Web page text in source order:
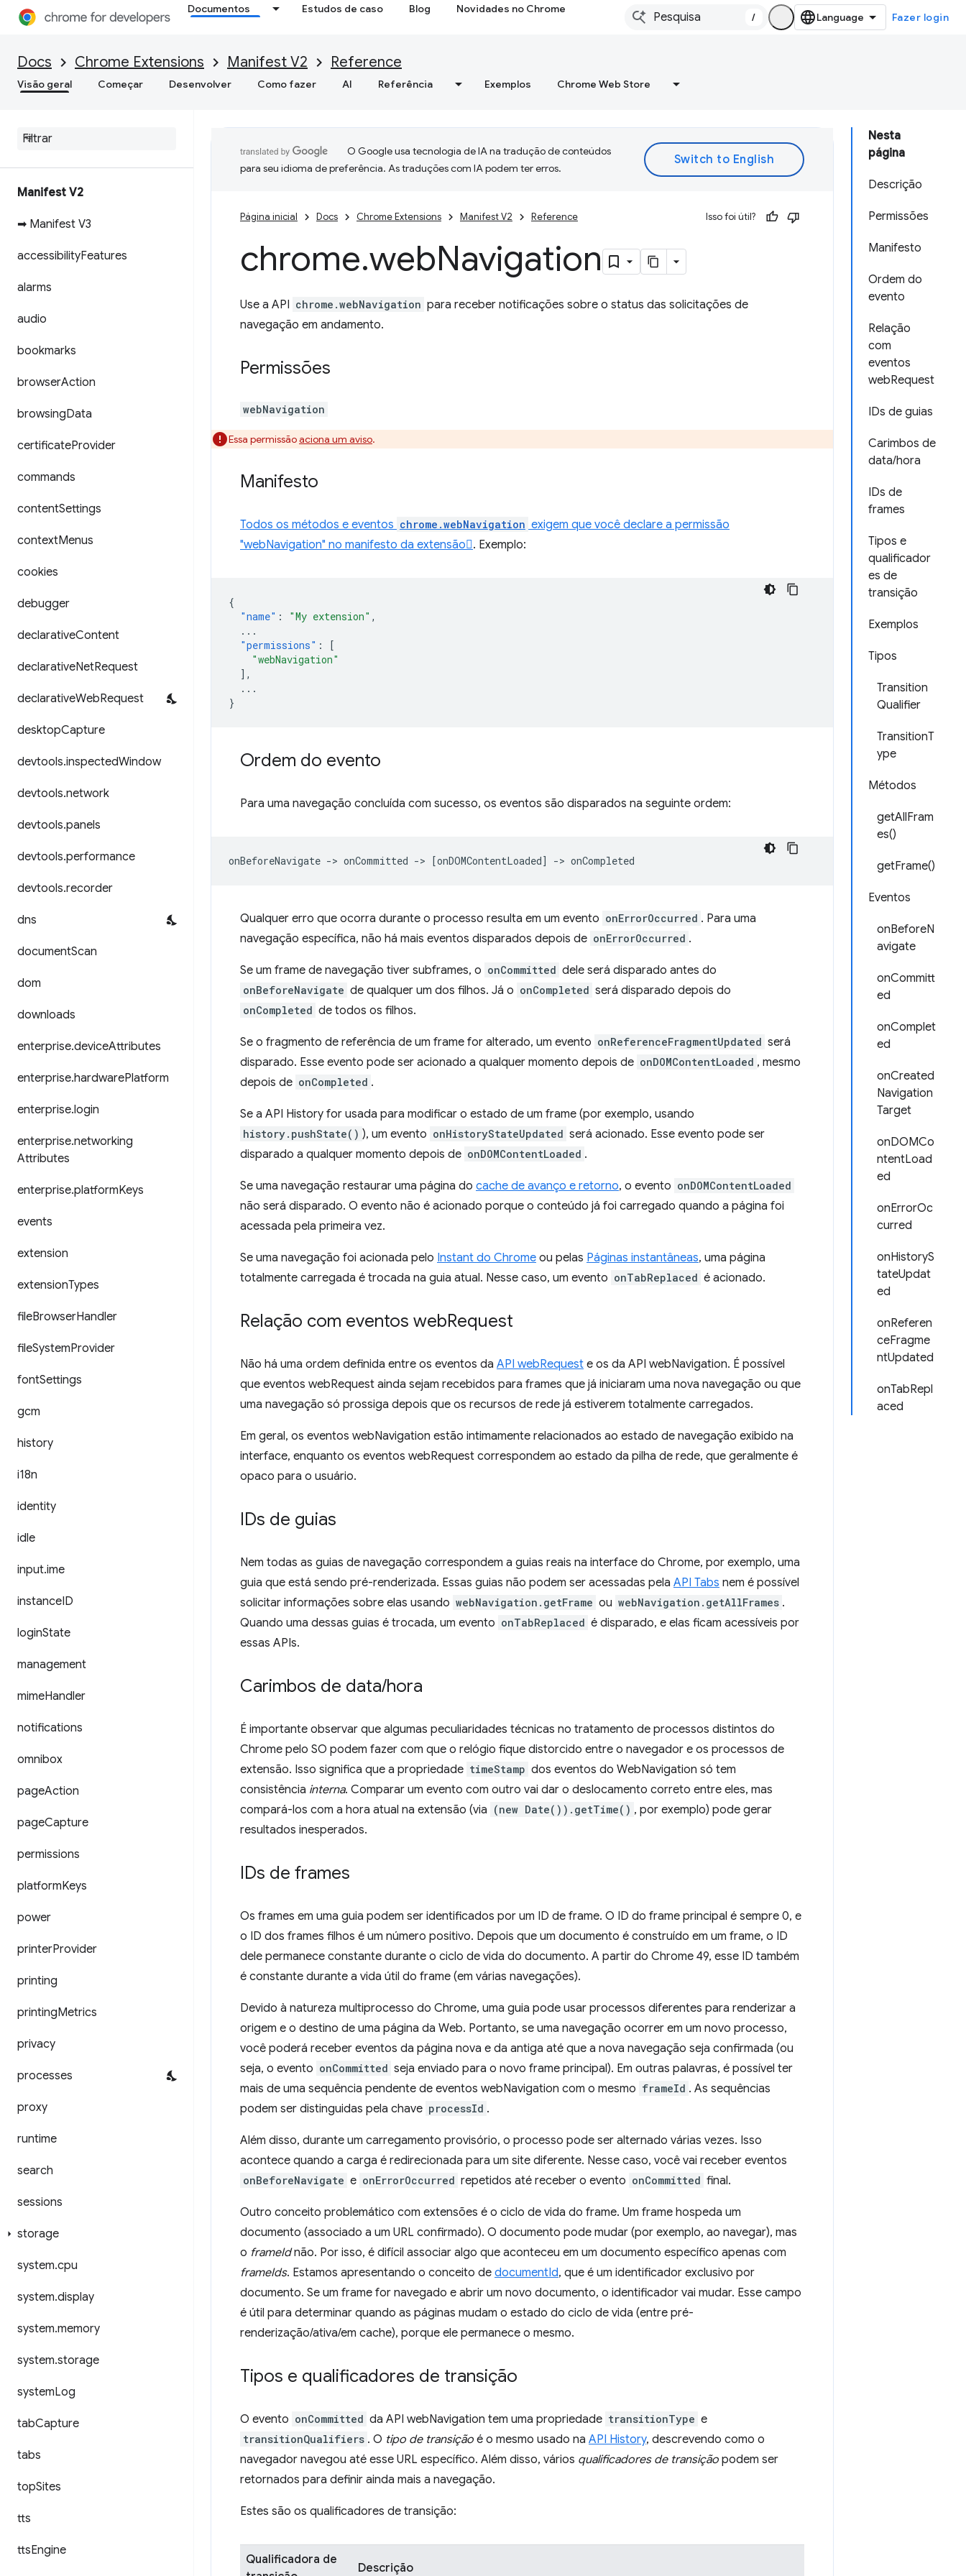
Documentos Estudos de caso Blog Novidades no Chrome
/ Fazer login
Docs Chrome Extensions Manifest V2 Reference
Visão geral Começar Desenvolver Como fazer AI Referência Exemplos Chrome Web Store
Manifest V2
➡ Manifest V3
accessibilityFeatures
alarms
audio
bookmarks
browserAction
browsingData
certificateProvider
commands
contentSettings
contextMenus
cookies
debugger
declarativeContent
declarativeNetRequest
declarativeWebRequest
desktopCapture
devtools.inspectedWindow
devtools.network
devtools.panels
devtools.performance
devtools.recorder
dns
documentScan
dom
downloads
enterprise.deviceAttributes
enterprise.hardwarePlatform
enterprise.login
enterprise.networking
Attributes
enterprise.platformKeys
events
extension
extensionTypes
fileBrowserHandler
fileSystemProvider
fontSettings
gcm
history
i18n
identity
idle
input.ime
instanceID
loginState
management
mimeHandler
notifications
omnibox
pageAction
pageCapture
permissions
platformKeys
power
printerProvider
printing
printingMetrics
privacy
processes
proxy
runtime
search
sessions
storage
system.cpu
system.display
system.memory
system.storage
systemLog
tabCapture
tabs
topSites
tts
ttsEngine
Nesta
página
Descrição
Permissões
Manifesto
Ordem do
evento
Relação
com
eventos
webRequest
IDs de guias
Carimbos de
data/hora
IDs de
frames
Tipos e
qualificador
es de
transição
Exemplos
Tipos
Transition
Qualifier
TransitionT
ype
Métodos
getAllFram
es()
getFrame()
Eventos
onBeforeN
avigate
onCommitt
ed
onComplet
ed
onCreated
Navigation
Target
onDOMCo
ntentLoad
ed
onErrorOc
curred
onHistoryS
tateUpdat
ed
onReferen
ceFragme
ntUpdated
onTabRepl
aced
O Google usa tecnologia de IA na tradução de conteúdos
para seu idioma de preferência. As traduções com IA podem ter erros.
Página inicial Docs Chrome Extensions Manifest V2 Reference Isso foi útil?
chrome.webNavigation
Use a API chrome.webNavigation para receber notificações sobre o status das solicitações de
navegação em andamento.
Permissões
webNavigation
Essa permissãoaciona um aviso.
Manifesto
Todos os métodos e eventos chrome.webNavigation exigem que você declare a permissão
"webNavigation" no manifesto da extensão. Exemplo:
{
"name" : "My extension" ,
...
"permissions" :
[
"webNavigation"
],
...
}
Ordem do evento
Para uma navegação concluída com sucesso, os eventos são disparados na seguinte ordem:
Qualquer erro que ocorra durante o processo resulta em um evento onErrorOccurred . Para uma
navegação específica, não há mais eventos disparados depois de onErrorOccurred .
Se um frame de navegação tiver subframes, o onCommitted dele será disparado antes do
onBeforeNavigate de qualquer um dos filhos. Já o onCompleted será disparado depois do
onCompleted de todos os filhos.
Se o fragmento de referência de um frame for alterado, um evento onReferenceFragmentUpdated será
disparado. Esse evento pode ser acionado a qualquer momento depois de onDOMContentLoaded , mesmo
depois de onCompleted .
Se a API History for usada para modificar o estado de um frame (por exemplo, usando
history.pushState() ), um evento onHistoryStateUpdated será acionado. Esse evento pode ser
disparado a qualquer momento depois de onDOMContentLoaded .
Se uma navegação restaurar uma página do cache de avanço e retorno, o evento onDOMContentLoaded
não será disparado. O evento não é acionado porque o conteúdo já foi carregado quando a página foi
acessada pela primeira vez.
Se uma navegação foi acionada pelo Instant do Chrome ou pelas Páginas instantâneas, uma página
totalmente carregada é trocada na guia atual. Nesse caso, um evento onTabReplaced é acionado.
Relação com eventos webRequest
Não há uma ordem definida entre os eventos da API webRequest e os da API webNavigation. É possível
que eventos webRequest ainda sejam recebidos para frames que já iniciaram uma nova navegação ou que
uma navegação só prossiga depois que os recursos de rede já estiverem totalmente carregados.
Em geral, os eventos webNavigation estão intimamente relacionados ao estado de navegação exibido na
interface, enquanto os eventos webRequest correspondem ao estado da pilha de rede, que geralmente é
opaco para o usuário.
IDs de guias
Nem todas as guias de navegação correspondem a guias reais na interface do Chrome, por exemplo, uma
guia que está sendo pré-renderizada. Essas guias não podem ser acessadas pela API Tabs nem é possível
solicitar informações sobre elas usando webNavigation.getFrame ou webNavigation.getAllFrames .
Quando uma dessas guias é trocada, um evento onTabReplaced é disparado, e elas ficam acessíveis por
essas APIs.
Carimbos de data/hora
É importante observar que algumas peculiaridades técnicas no tratamento de processos distintos do
Chrome pelo SO podem fazer com que o relógio fique distorcido entre o navegador e os processos de
extensão. Isso significa que a propriedade timeStamp dos eventos do WebNavigation só tem
consistência interna. Comparar um evento com outro vai dar o deslocamento correto entre eles, mas
compará-los com a hora atual na extensão (via (new Date()).getTime() , por exemplo) pode gerar
resultados inesperados.
IDs de frames
Os frames em uma guia podem ser identificados por um ID de frame. O ID do frame principal é sempre 0, e
o ID dos frames filhos é um número positivo. Depois que um documento é construído em um frame, o ID
dele permanece constante durante o ciclo de vida do documento. A partir do Chrome 49, esse ID também
é constante durante a vida útil do frame (em várias navegações).
Devido à natureza multiprocesso do Chrome, uma guia pode usar processos diferentes para renderizar a
origem e o destino de uma página da Web. Portanto, se uma navegação ocorrer em um novo processo,
você poderá receber eventos da página nova e da antiga até que a nova navegação seja confirmada (ou
seja, o evento onCommitted seja enviado para o novo frame principal). Em outras palavras, é possível ter
mais de uma sequência pendente de eventos webNavigation com o mesmo frameId . As sequências
podem ser distinguidas pela chave processId .
Além disso, durante um carregamento provisório, o processo pode ser alternado várias vezes. Isso
acontece quando a carga é redirecionada para um site diferente. Nesse caso, você vai receber eventos
onBeforeNavigate e onErrorOccurred repetidos até receber o evento onCommitted final.
Outro conceito problemático com extensões é o ciclo de vida do frame. Um frame hospeda um
documento (associado a um URL confirmado). O documento pode mudar (por exemplo, ao navegar), mas
o frameIdnão. Por isso, é difícil associar algo que aconteceu em um documento específico apenas com
frameIds. Estamos apresentando o conceito de documentId, que é um identificador exclusivo por
documento. Se um frame for navegado e abrir um novo documento, o identificador vai mudar. Esse campo
é útil para determinar quando as páginas mudam o estado do ciclo de vida (entre pré-
renderização/ativa/em cache), porque ele permanece o mesmo.
Tipos e qualificadores de transição
O evento onCommitted da API webNavigation tem uma propriedade transitionType e
transitionQualifiers . O tipo de transição é o mesmo usado na API History, descrevendo como o
navegador navegou até esse URL específico. Além disso, vários qualificadores de transição podem ser
retornados para definir ainda mais a navegação.
Estes são os qualificadores de transição:
Qualificadora de
Descrição